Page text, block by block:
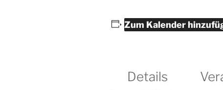
Zum Kalender
Details